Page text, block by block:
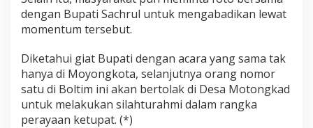
dengan Bupati Sachrul untuk mengabadikan lewat
momentum tersebut.
Diketahui giat Bupati dengan acara yang sama tak
hanya di Moyongkota, selanjutnya orang nomor
satu di Boltim ini akan bertolak di Desa Motongkad
untuk melakukan silahturahmi dalam rangka
perayaan ketupat. (*)